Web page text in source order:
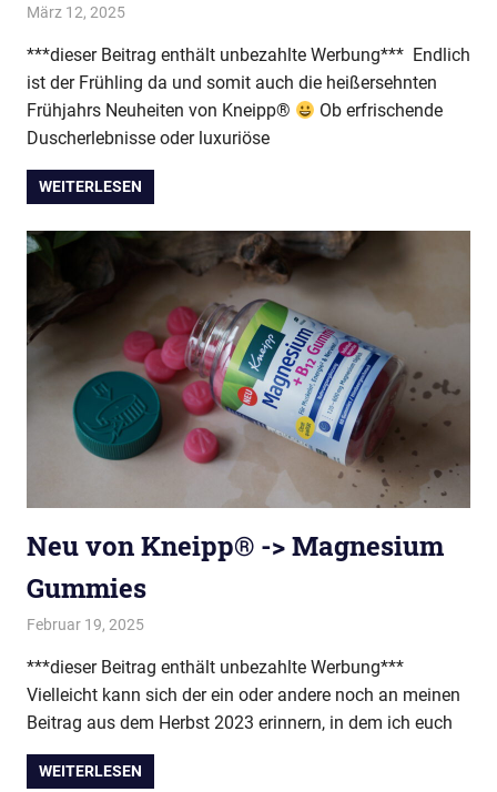
März 12, 2025
***dieser Beitrag enthält unbezahlte Werbung*** Endlich
ist der Frühling da und somit auch die heißersehnten
Frühjahrs Neuheiten von Kneipp®
Ob erfrischende
Duscherlebnisse oder luxuriöse
WEITERLESEN
Neu von Kneipp® -> Magnesium
Gummies
Februar 19, 2025
***dieser Beitrag enthält unbezahlte Werbung***
Vielleicht kann sich der ein oder andere noch an meinen
Beitrag aus dem Herbst 2023 erinnern, in dem ich euch
WEITERLESEN